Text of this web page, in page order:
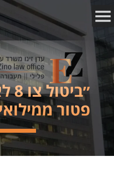
פטור